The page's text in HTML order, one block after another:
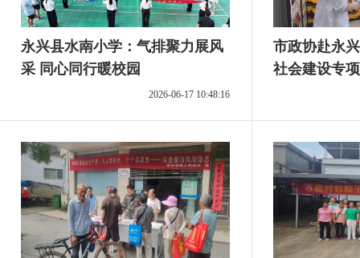
永兴县水南小学：气排聚力展风
采 同心同行暖校园
2026-06-17 10:48:16
市政协赴永
社会建设专